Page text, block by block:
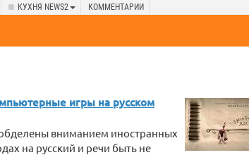
КУХНЯ NEWS2 КОММЕНТАРИИ
игры на русском
вниманием иностранных
на русский и речи быть не